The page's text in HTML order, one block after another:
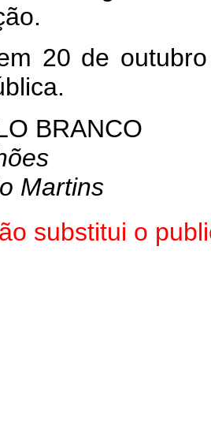
20 de
BRANCO
Martins
substitui o